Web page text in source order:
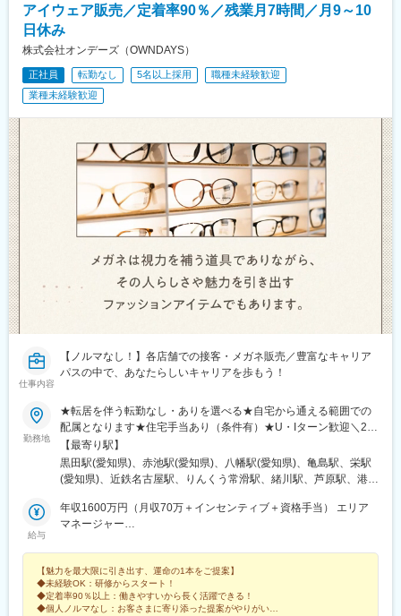
駅、平沼橋駅、向河原駅、京急川崎駅、新津田沼駅、京成船橋
駅、成田駅、公園駅、千葉中央駅、札幌駅、仙台駅(地下鉄)、南富
山駅前駅、静岡駅、栄町駅(愛知県)、上小田井駅、新祝園駅、京都
市役所前駅、山科駅、日本橋駅(大阪府)、宮之阪駅、天王寺駅、谷
町九丁目駅、和歌山駅、西黒崎駅、長与駅、八柱駅、都電雑司ケ
谷駅、新宿三丁目駅、西日暮里駅、立川南駅、高島町駅、東海神
駅、井野駅(千葉県)、栄町駅(千葉県)、大通駅、仙台駅、日吉町
駅、久屋大通駅、三条京阪駅、四宮駅、近鉄日本橋駅、大阪阿部
アイウェア販売／定着率90％／残業月7時間／月9～10
日休み
株式会社オンデーズ（OWNDAYS）
正社員 転勤なし 5名以上採用
職種未経験歓迎
業種未経験歓迎
仕事内容
【ノルマなし！】各店舗での接客・メガネ販売／豊富なキャリア
パスの中で、あなたらしいキャリアを歩もう！
勤務地
★転居を伴う転勤なし・ありを選べる★自宅から通える範囲での
配属となります★住宅手当あり（条件有）★U・Iターン歓迎＼26
年下期オープン！／イオンモール伊達店（福島県）西武飯能ぺぺ
店（埼玉県） ＼積極募集中店舗／新宿東口店、有楽町マルイ店、
渋谷ロフト店 他東京都内37店舗名古屋ゲートウォーク店、イオ
んばCITY店 他大阪府内15店舗＼エリアマネージャーが語る各エ
リアの魅力／★20代の若いスタッフが中心で、年齢が近いため和
流が盛んです！ （関東エリア）＜募集店舗一覧＞■東北秋田、福
島■関東東京、神奈川、千葉、埼玉、茨城、栃木■中部静岡、愛
知、岐阜、三重■北陸石川、富山、新潟■関西大阪、兵庫■中国・
四国岡山、島根■九州福岡、宮崎、長崎、佐賀、熊本、大分、鹿児
【最寄り駅】
黒田駅(愛知県)、赤池駅(愛知県)、八幡駅(愛知県)、亀島駅、栄駅
(愛知県)、近鉄名古屋駅、りんくう常滑駅、緒川駅、芦原駅、港区
中駅、上前津駅、ひたち野うしく駅、水戸駅、東海駅、岡山駅、
球場前駅(岡山県)、新加納駅、美濃青柳駅、土岐市駅、モレラ岐阜
馬総社駅、佐賀駅、虹ノ松原駅、浦和駅、さいたま新都心駅、大
宮駅(埼玉県)、浦和美園駅、南浦和駅、藤の牛島駅、小手指駅、所
沢駅、志木駅、ふかや花園駅、西川口駅、越谷レイクタウン駅、
給与
年収1600万円（月収70万＋インセンティブ＋資格手当） エリア
マネージャー
社歴5年
【魅力を最大限に引き出す、運命の1本をご提案】
◆未経験OK：研修からスタート！
◆定着率90％以上：働きやすいから長く活躍できる！
◆個人ノルマなし：お客さまに寄り添った提案がやりがいに